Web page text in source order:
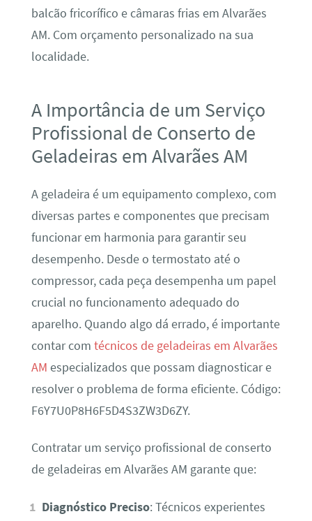
balcão fricorífico e câmaras frias em Alvarães
AM. Com orçamento personalizado na sua
localidade.
A Importância de um Serviço
Profissional de Conserto de
Geladeiras em Alvarães AM
A geladeira é um equipamento complexo, com
diversas partes e componentes que precisam
funcionar em harmonia para garantir seu
desempenho. Desde o termostato até o
compressor, cada peça desempenha um papel
crucial no funcionamento adequado do
aparelho. Quando algo dá errado, é importante
contar com técnicos de geladeiras em Alvarães
AM especializados que possam diagnosticar e
resolver o problema de forma eficiente. Código:
F6Y7U0P8H6F5D4S3ZW3D6ZY.
Contratar um serviço profissional de conserto
de geladeiras em Alvarães AM garante que:
Diagnóstico Preciso: Técnicos experientes